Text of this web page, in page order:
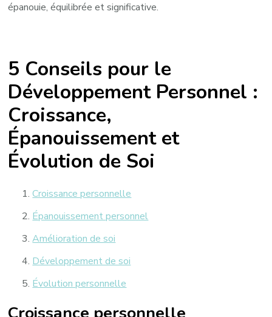
épanouie, équilibrée et significative.
5 Conseils pour le
Développement Personnel :
Croissance,
Épanouissement et
Évolution de Soi
Croissance personnelle
Épanouissement personnel
Amélioration de soi
Développement de soi
Évolution personnelle